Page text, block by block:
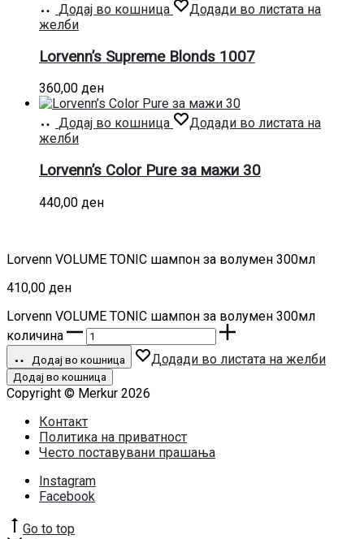
Додај во кошница
Додади во листата на
желби
Lorvenn’s Supreme Blonds 1007
360,00 ден
Додај во кошница
Додади во листата на
желби
Lorvenn’s Color Pure за мажи 30
440,00 ден
Lorvenn VOLUME TONIC шампон за волумен 300мл
410,00 ден
Lorvenn VOLUME TONIC шампон за волумен 300мл
количина
Додај во кошница Додади во листата на желби
Додај во кошница
Copyright © Merkur 2026
Контакт
Политика на приватност
Често поставувани прашања
Instagram
Facebook
Go to top